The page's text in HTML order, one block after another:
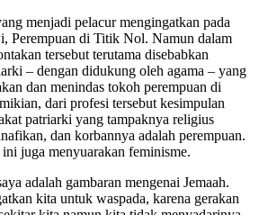
menjadi pelacur mengingatkan pada
Perempuan di Titik Nol. Namun dalam
tersebut terutama disebabkan
– dengan didukung oleh agama – yang
dan menindas tokoh perempuan di
dari profesi tersebut kesimpulan
patriarki yang tampaknya religius
dan korbannya adalah perempuan.
juga menyuarakan feminisme.
adalah gambaran mengenai Jemaah.
kita untuk waspada, karena gerakan